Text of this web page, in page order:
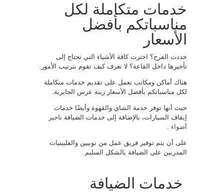
خدمات متكاملة لكل
مناسباتكم بأفضل
الأسعار
حددت الفرح؟ اخترت كافة الأشياء التي تحتاج إلى
تأجيرها داخل القاعة؟ لا تعرف كيف تقوم بترتيب الأمور.
هناك أماكن ومكاتب تعمل على تقديم خدمات متكاملة
لكل مناسباتكم بأفضل الأسعار زينة عرس الجابرية.
حيث أنها توفر خدمة الشاي والقهوة وأيضًا خدمات
إيقاف السيارات، بالإضافة إلى خدمات الضيافة تاجير
أضواء
على أن يتم توفير فريق عمل من نوبيين والفلبينيات
المدربين على الضيافة بالشكل السليم.
خدمات الضيافة